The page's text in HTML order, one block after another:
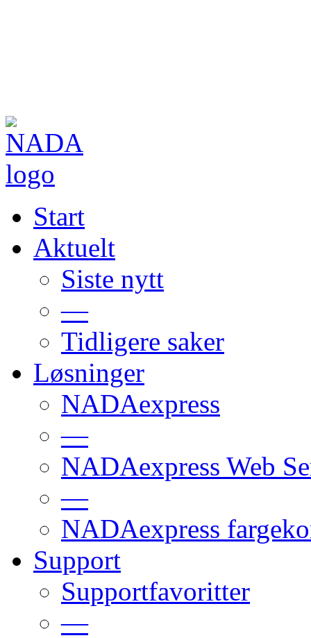
Start
Aktuelt
Siste nytt
—
Tidligere saker
Løsninger
NADAexpress
—
NADAexpress Web
—
NADAexpress
Support
Supportfavoritter
—